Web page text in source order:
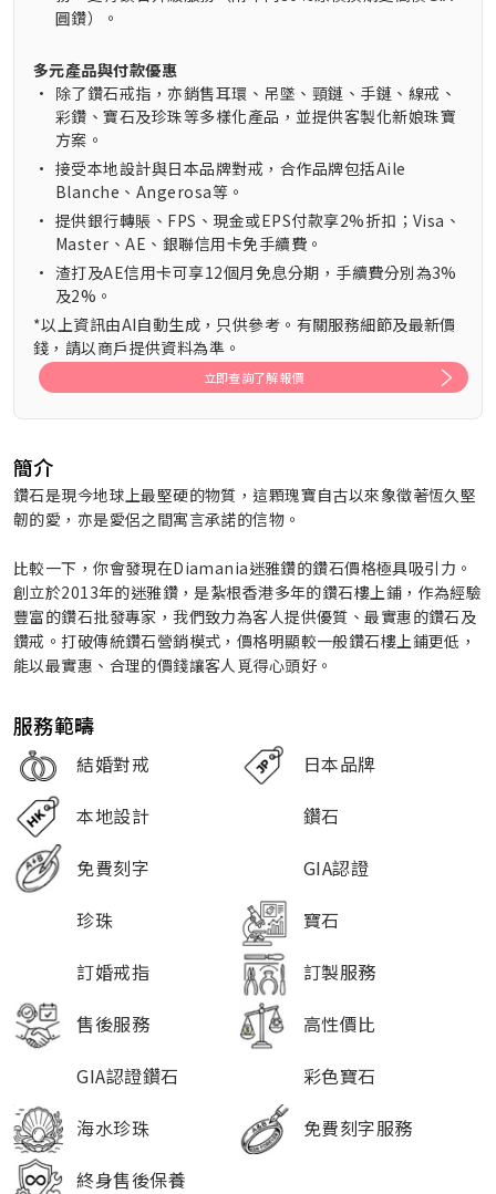
圓鑽）。
多元產品與付款優惠
• 除了鑽石戒指，亦銷售耳環、吊墜、頸鏈、手鏈、線戒、
彩鑽、寶石及珍珠等多樣化產品，並提供客製化新娘珠寶
方案。
• 接受本地設計與日本品牌對戒，合作品牌包括Aile
Blanche、Angerosa等。
• 提供銀行轉賬、FPS、現金或EPS付款享2%折扣；Visa、
Master、AE、銀聯信用卡免手續費。
• 渣打及AE信用卡可享12個月免息分期，手續費分別為3%
及2%。
*以上資訊由AI自動生成，只供參考。有關服務細節及最新價
錢，請以商戶提供資料為準。
立即查詢了解報價
簡介
鑽石是現今地球上最堅硬的物質，這顆瑰寶自古以來象徵著恆久堅
韌的愛，亦是愛侶之間寓言承諾的信物。
比較一下，你會發現在Diamania迷雅鑽的鑽石價格極具吸引力。
創立於2013年的迷雅鑽，是紮根香港多年的鑽石樓上鋪，作為經驗
豐富的鑽石批發專家，我們致力為客人提供優質、最實惠的鑽石及
鑽戒。打破傳統鑽石營銷模式，價格明顯較一般鑽石樓上鋪更低，
能以最實惠、合理的價錢讓客人覓得心頭好。
服務範疇
結婚對戒
日本品牌
本地設計
鑽石
免費刻字
GIA認證
珍珠
寶石
訂婚戒指
訂製服務
售後服務
高性價比
GIA認證鑽石
彩色寶石
海水珍珠
免費刻字服務
終身售後保養